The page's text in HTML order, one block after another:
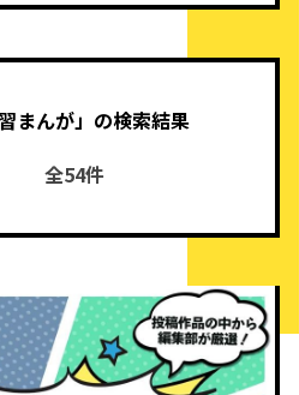
習まんが」の検索結果
全54件